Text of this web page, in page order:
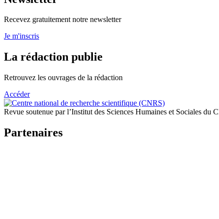
Recevez gratuitement notre newsletter
Je m'inscris
La rédaction publie
Retrouvez les ouvrages de la rédaction
Accéder
Revue soutenue par l’Institut des Sciences Humaines et Sociales du
Partenaires